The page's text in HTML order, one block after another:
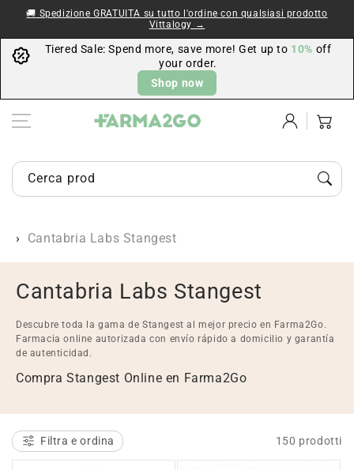
🚚 Spedizione GRATUITA su tutto l'ordine con qualsiasi prodotto
Vittalogy →
Tiered Sale: Spend more, save more! Get up to 10% off
your order.
Shop now
Accedi Carrello
Cerca prodotti di farmacia e parafarmacia...
Cantabria Labs Stangest
C
o
l
l
z
i
Cantabria Labs Stangest
Descubre toda la gama de Stangest al mejor precio en Farma2Go.
Farmacia online autorizada con envío rápido a domicilio y garantía
de autenticidad.
Compra Stangest Online en Farma2Go
Filtra e ordina 150 prodotti